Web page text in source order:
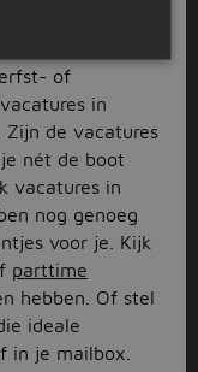
Jobbird
of
in
Zijn de vacatures
nét de boot
vacatures in
nog genoeg
voor je. Kijk
parttime
hebben. Of stel
ideale
in je mailbox.